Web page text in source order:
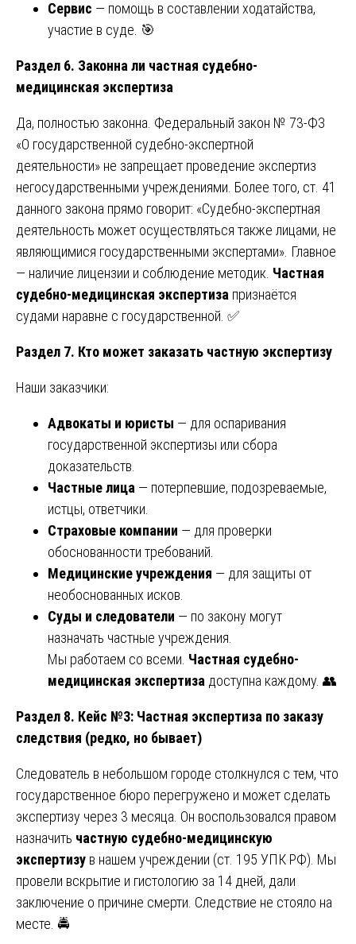
Сервис — помощь в составлении ходатайства,
участие в суде. 🎯
Раздел 6. Законна ли частная судебно-
медицинская экспертиза
Да, полностью законна. Федеральный закон № 73-ФЗ
«О государственной судебно-экспертной
деятельности» не запрещает проведение экспертиз
негосударственными учреждениями. Более того, ст. 41
данного закона прямо говорит: «Судебно-экспертная
деятельность может осуществляться также лицами, не
являющимися государственными экспертами». Главное
— наличие лицензии и соблюдение методик. Частная
судебно-медицинская экспертиза признаётся
судами наравне с государственной. ✅
Раздел 7. Кто может заказать частную экспертизу
Наши заказчики:
Адвокаты и юристы — для оспаривания
государственной экспертизы или сбора
доказательств.
Частные лица — потерпевшие, подозреваемые,
истцы, ответчики.
Страховые компании — для проверки
обоснованности требований.
Медицинские учреждения — для защиты от
необоснованных исков.
Суды и следователи — по закону могут
назначать частные учреждения.
Мы работаем со всеми. Частная судебно-
медицинская экспертиза доступна каждому. 👥
Раздел 8. Кейс №3: Частная экспертиза по заказу
следствия (редко, но бывает)
Следователь в небольшом городе столкнулся с тем, что
государственное бюро перегружено и может сделать
экспертизу через 3 месяца. Он воспользовался правом
назначить частную судебно-медицинскую
экспертизу в нашем учреждении (ст. 195 УПК РФ). Мы
провели вскрытие и гистологию за 14 дней, дали
заключение о причине смерти. Следствие не стояло на
месте. 🚔